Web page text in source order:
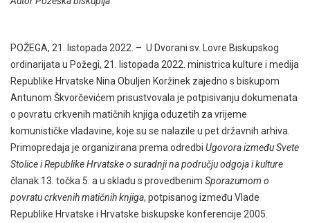
POŽEGA, 21. listopada 2022. – U Dvorani sv. Lovre Biskupskog
ordinarijata u Požegi, 21. listopada 2022. ministrica kulture i medija
Republike Hrvatske Nina Obuljen Koržinek zajedno s biskupom
Antunom Škvorčevićem prisustvovala je potpisivanju dokumenata
o povratu crkvenih matičnih knjiga oduzetih za vrijeme
komunističke vladavine, koje su se nalazile u pet državnih arhiva.
Primopredaja je organizirana prema odredbi Ugovora između Svete
Stolice i Republike Hrvatske o suradnji na području odgoja i kulture
članak 13. točka 5. a u skladu s provedbenim Sporazumom o
povratu crkvenih matičnih knjiga, potpisanog između Vlade
Republike Hrvatske i Hrvatske biskupske konferencije 2005.